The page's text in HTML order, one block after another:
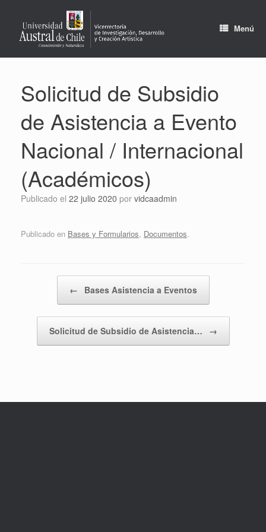
contenido
Menú
Solicitud de Subsidio
de Asistencia a Evento
Nacional / Internacional
(Académicos)
Publicado el 22 julio 2020 por vidcaadmin
Publicado en Bases y Formularios, Documentos.
← Bases Asistencia a Eventos
Solicitud de Subsidio de Asistencia… →